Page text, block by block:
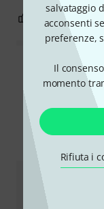
salvataggio
acconsenti
preferenze,
Il
momento
Rifiuta i
0